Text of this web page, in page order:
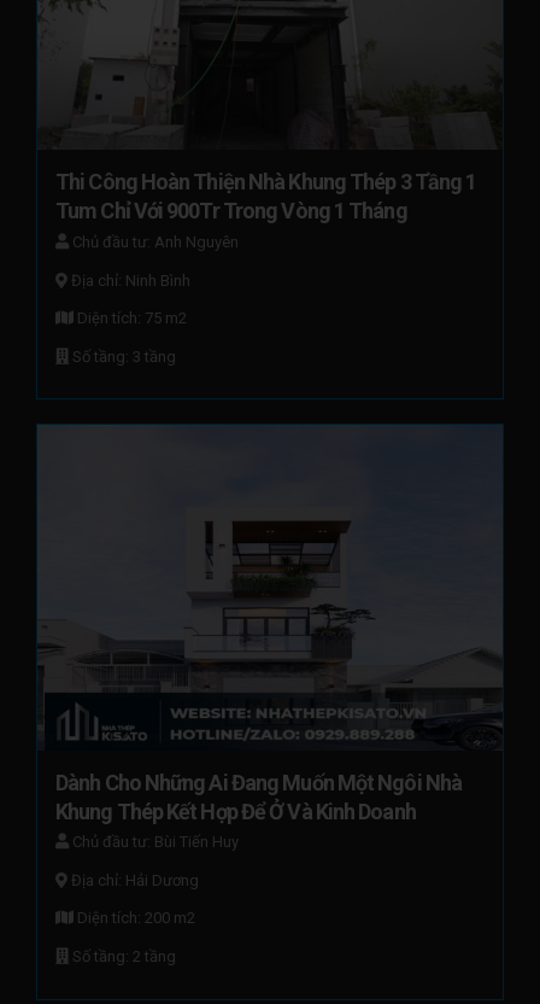
Thi Công Hoàn Thiện Nhà Khung Thép 3 Tầng 1
Tum Chỉ Với 900Tr Trong Vòng 1 Tháng
Chủ đầu tư: Anh Nguyên
Địa chỉ: Ninh Bình
Diện tích: 75 m2
Số tầng: 3 tầng
Dành Cho Những Ai Đang Muốn Một Ngôi Nhà
Khung Thép Kết Hợp Để Ở Và Kinh Doanh
Chủ đầu tư: Bùi Tiến Huy
Địa chỉ: Hải Dương
Diện tích: 200 m2
Số tầng: 2 tầng